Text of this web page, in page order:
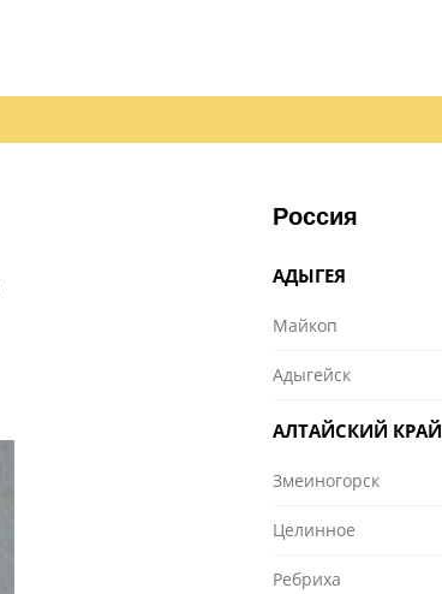
Россия
АДЫГЕЯ
Майкоп
Адыгейск
АЛТАЙСКИЙ КРАЙ
Змеиногорск
Целинное
Ребриха